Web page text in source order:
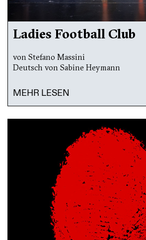
Ladies Football Club
von Stefano Massini
Deutsch von Sabine Heymann
MEHR LESEN